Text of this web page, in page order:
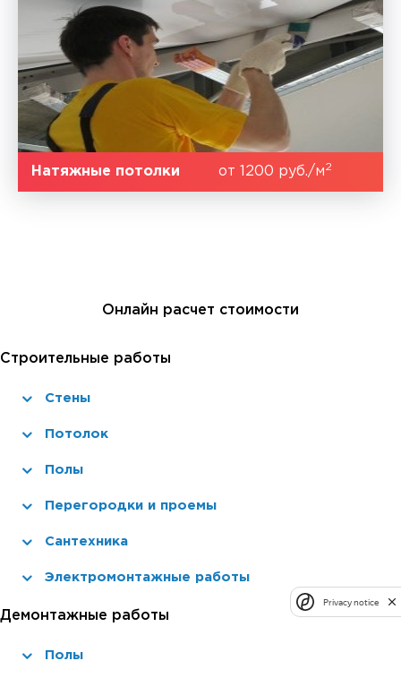
Натяжные потолки от 1200 руб./м2
Онлайн расчет стоимости
Строительные работы
Стены
Потолок
Полы
Перегородки и проемы
Сантехника
Электромонтажные работы
Демонтажные работы
Полы
Privacy notice